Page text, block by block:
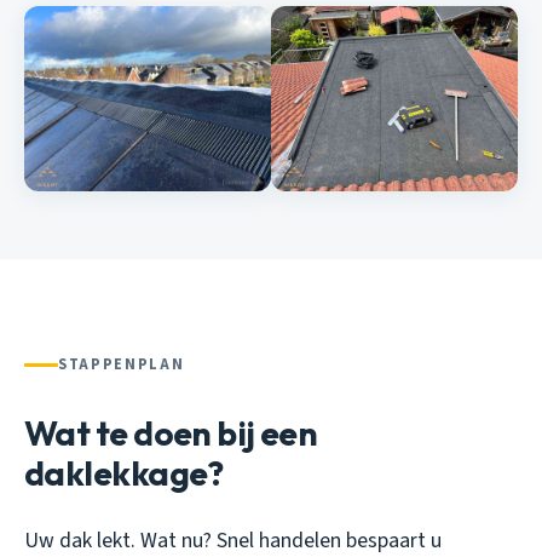
STAPPENPLAN
Wat te doen bij een
daklekkage?
Uw dak lekt. Wat nu? Snel handelen bespaart u